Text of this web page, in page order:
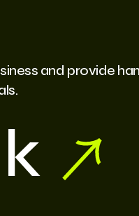
and provide